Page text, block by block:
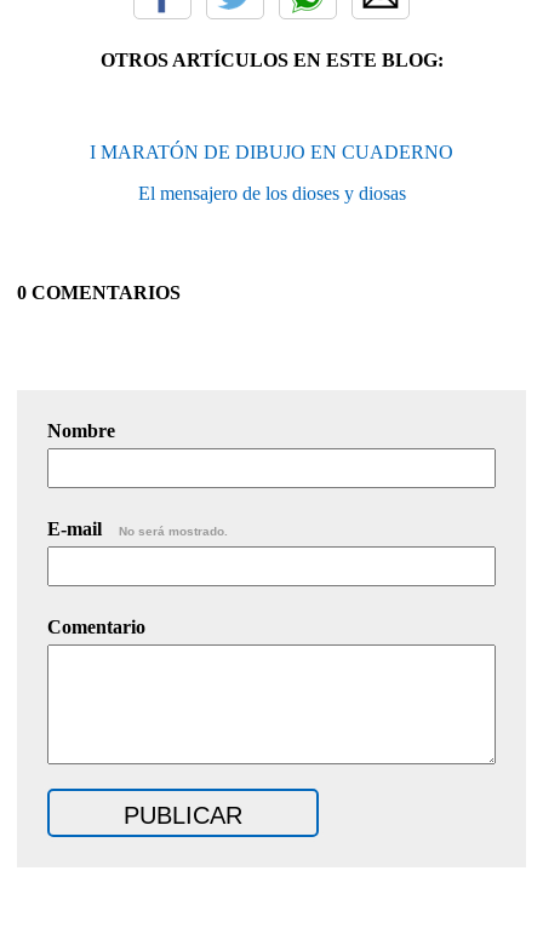
OTROS ARTÍCULOS EN ESTE BLOG:
I MARATÓN DE DIBUJO EN CUADERNO
El mensajero de los dioses y diosas
0 COMENTARIOS
Nombre
E-mail No será mostrado.
Comentario